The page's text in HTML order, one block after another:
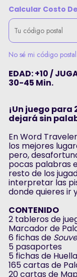
Calcular Costo
No sé mi código postal
EDAD: +10 /
30-45 Min.
¡Un juego para
dejará sin
En Word
los mejores
pero,
pocas palabras
resto de los
interpretar las
donde quieres ir
CONTENIDO
2 tableros de
Marcador de
6 fichas de
5 pasaportes
5 fichas de
165 cartas de
20 cartas de